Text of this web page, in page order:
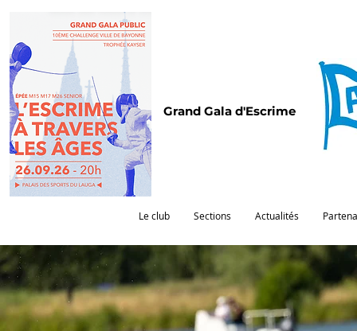
Grand Gala d'Escrime
Le club Sections Actualités